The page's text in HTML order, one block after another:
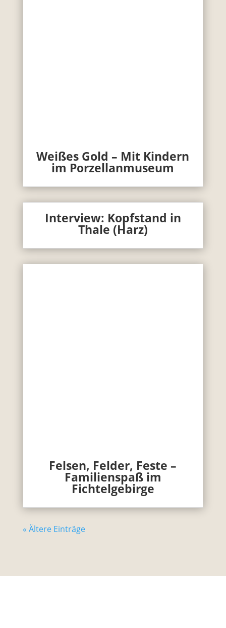
Weißes Gold – Mit Kindern
im Porzellanmuseum
Interview: Kopfstand in
Thale (Harz)
Felsen, Felder, Feste –
Familienspaß im
Fichtelgebirge
« Ältere Einträge